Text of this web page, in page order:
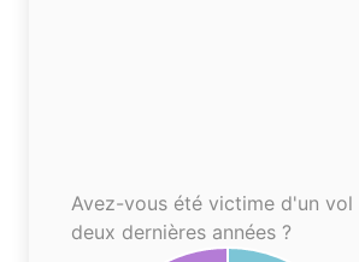
Avez-vous été victime d'un vol
deux dernières années ?